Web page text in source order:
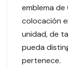
emblema de
colocación
unidad, de
pueda
pertenece.